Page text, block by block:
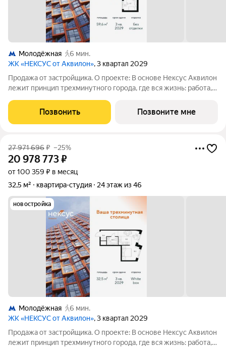
Молодёжная
6 мин.
ЖК «НЕКСУС от Аквилон», 3 квартал 2029
Продажа от застройщика. О проекте: В основе Нексус Аквилон
лежит принцип трехминутного города, где вся жизнь: работа,
шаговой доступности. Он не просто экономит время, а
кардинально
Позвонить Позвоните мне
27 971 696₽ –25%
20 978 773₽
от 100 359 ₽ в месяц
32,5 м²
квартира-студия 24 этаж из 46
новостройка
Молодёжная
6 мин.
ЖК «НЕКСУС от Аквилон», 3 квартал 2029
Продажа от застройщика. О проекте: В основе Нексус Аквилон
лежит принцип трехминутного города, где вся жизнь: работа,